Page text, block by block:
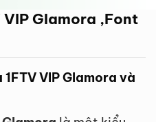
Glamora ,Font
VIP Glamora và